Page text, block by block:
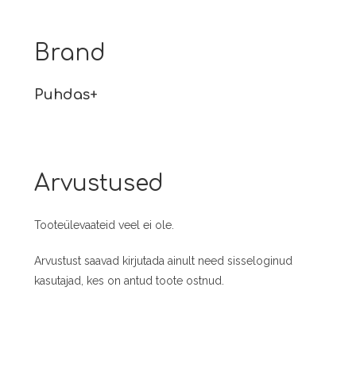
Brand
Puhdas+
Arvustused
Tooteülevaateid veel ei ole.
Arvustust saavad kirjutada ainult need sisseloginud
kasutajad, kes on antud toote ostnud.